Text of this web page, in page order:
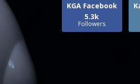
KGA Facebook
5.3k
Followers